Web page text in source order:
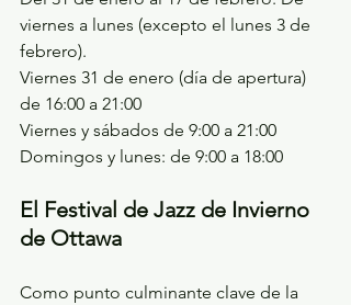
viernes a lunes (excepto el lunes 3 de
febrero).
Viernes 31 de enero (día de apertura)
de 16:00 a 21:00
Viernes y sábados de 9:00 a 21:00
Domingos y lunes: de 9:00 a 18:00
El Festival de Jazz de Invierno
de Ottawa
Como punto culminante clave de la